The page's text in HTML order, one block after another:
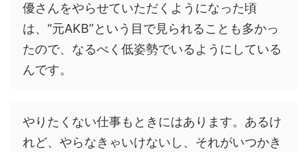
優さんをやらせていただくようになった頃
は、“元AKB”という目で見られることも多かっ
たので、なるべく低姿勢でいるようにしている
んです。
やりたくない仕事もときにはあります。あるけ
れど、やらなきゃいけないし、それがいつかき